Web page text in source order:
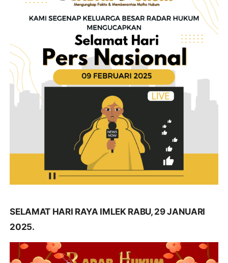
SELAMAT HARI RAYA IMLEK RABU, 29 JANUARI
2025.